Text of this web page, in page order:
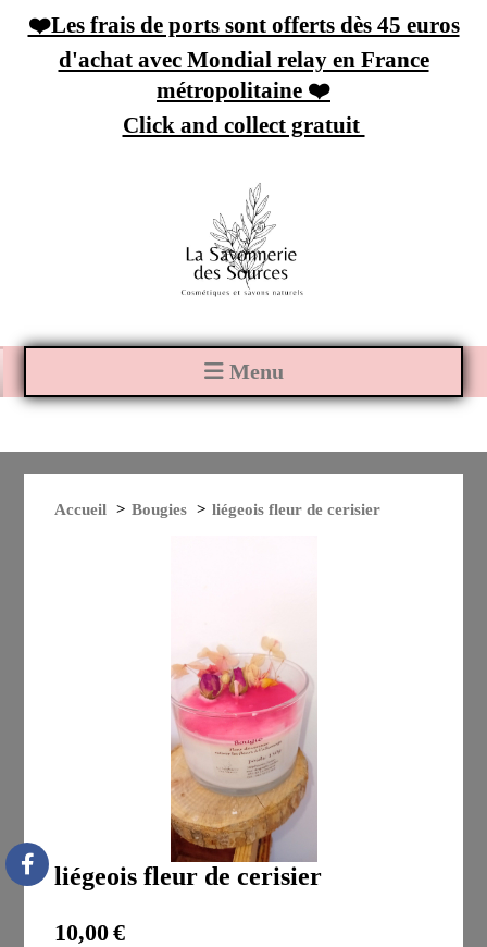
❤️Les frais de ports sont offerts dès 45 euros
d'achat avec Mondial relay en France
métropolitaine ❤️
Click and collect gratuit
Menu
Accueil Bougies liégeois fleur de cerisier
liégeois fleur de cerisier
10,00€